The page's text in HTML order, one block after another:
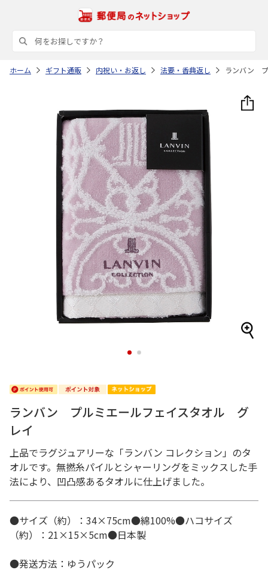
ホーム ギフト通販 内祝い・お返し 法要・香典返し ランバン
1 2
ランバン プルミエールフェイスタオル グ
レイ
上品でラグジュアリーな「ランバン コレクション」のタ
オルです。無撚糸パイルとシャーリングをミックスした手
法により、凹凸感あるタオルに仕上げました。
●サイズ（約）：34×75cm●綿100%●ハコサイズ
（約）：21×15×5cm●日本製
●発送方法：ゆうパック